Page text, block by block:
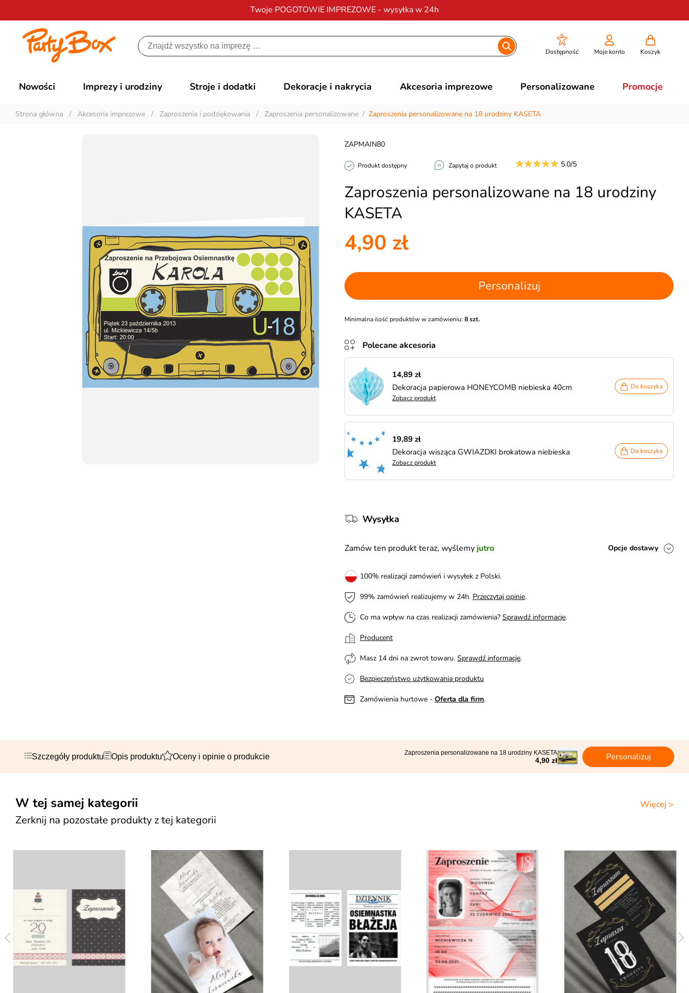
Twoje POGOTOWIE IMPREZOWE - wysyłka w 24h
Darmowa dostawana zamówienia od 200 zł
Dostępność Moje konto Koszyk
Nowości Imprezy i urodziny Stroje i dodatki Dekoracje i nakrycia Akcesoria imprezowe Personalizowane Promocje
Strona główna / Akcesoria imprezowe / Zaproszenia i podziękowania / Zaproszenia personalizowane / Zaproszenia personalizowane na 18 urodziny KASETA
Zaproszenia personalizowane na 18 urodziny
KASETA
ZAPMAIN80
Produkt dostępny Zapytaj o produkt 5.0/5
4,90 zł
Minimalna ilość produktów w zamówieniu: 8 szt.
Personalizuj
Polecane akcesoria
14,89 zł
Dekoracja papierowa HONEYCOMB niebieska 40cm
Zobacz produkt
Do koszyka
19,89 zł
Dekoracja wisząca GWIAZDKI brokatowa niebieska
Zobacz produkt
Do koszyka
Wysyłka
Zamów ten produkt teraz, wyślemy jutro Opcje dostawy
100% realizacji zamówień i wysyłek z Polski.
99% zamówień realizujemy w 24h. Przeczytaj opinie.
Co ma wpływ na czas realizacji zamówienia? Sprawdź informacje.
Producent
Masz 14 dni na zwrot towaru. Sprawdź informacje.
Bezpieczeństwo użytkowania produktu
Zamówienia hurtowe - Oferta dla firm.
Szczegóły produktu Opis produktu Oceny i opinie o produkcie Zaproszenia personalizowane na 18 urodziny KASETA
4,90 zł Personalizuj
Więcej >
W tej samej kategorii
Zerknij na pozostałe produkty z tej kategorii